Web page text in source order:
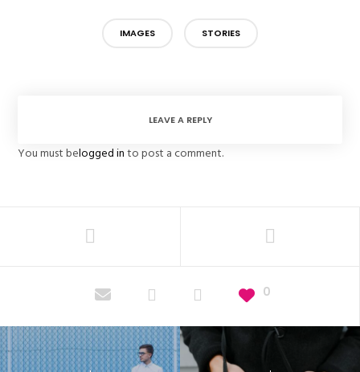
IMAGES STORIES
LEAVE A REPLY
You must belogged into post a comment.
0